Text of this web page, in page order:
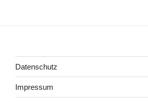
Datenschutz
Impressum